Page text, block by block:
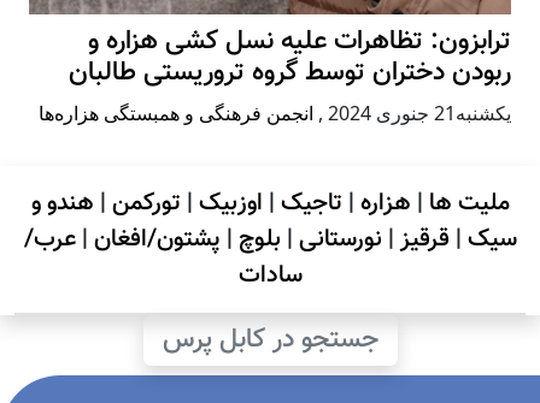
ترابزون: تظاهرات علیه نسل کشی هزاره و
ربودن دختران توسط گروه تروریستی طالبان
يكشنبه21 جنوری 2024 , انجمن فرهنگی و همبستگی هزاره‌ها
ملیت ها | هزاره| تاجیک| اوزبیک| تورکمن| هندو و
سیک| قرقیز| نورستانی| بلوچ | پشتون/افغان|عرب/
سادات
جستجو در کابل پرس